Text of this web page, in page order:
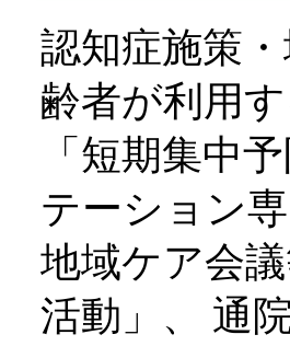
認知症施策
齢者が利用
「短期集中
テーション
地域ケア会
活動」、 通